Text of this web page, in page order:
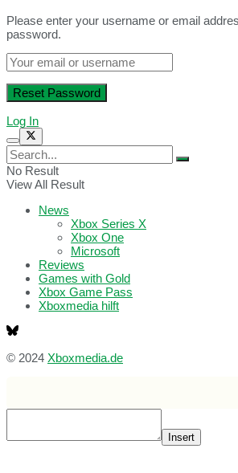
Please enter your username or email
password.
Log In
No Result
View All Result
News
Xbox Series X
Xbox One
Microsoft
Reviews
Games with Gold
Xbox Game Pass
Xboxmedia hilft
© 2024 Xboxmedia.de
Insert